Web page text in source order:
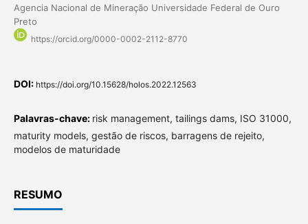
Agencia Nacional de Mineração Universidade Federal de Ouro
Preto
https://orcid.org/0000-0002-2112-8770
DOI: https://doi.org/10.15628/holos.2022.12563
Palavras-chave: risk management, tailings dams, ISO 31000,
maturity models, gestão de riscos, barragens de rejeito,
modelos de maturidade
RESUMO